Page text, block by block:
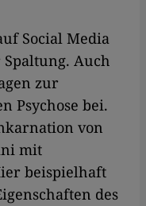
Social Media
Auch
zur
Psychose bei.
von
mit
beispielhaft
des